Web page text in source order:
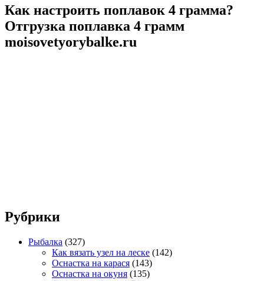
Как настроить поплавок 4 грамма?
Отгрузка поплавка 4 грамм
moisovetyorybalke.ru
Рубрики
Рыбалка (327)
Как вязать узел на леске (142)
Оснастка на карася (143)
Оснастка на окуня (135)